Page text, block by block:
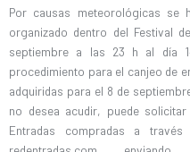
Por causas meteorológicas se
organizado dentro del Festival
septiembre a las 23 h al día
procedimiento para el canjeo de
adquiridas para el 8 de
no desea acudir, puede
Entradas compradas a